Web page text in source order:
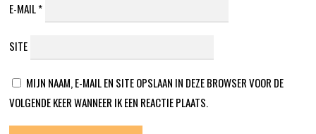
E-MAIL*
SITE
MIJN NAAM, E-MAIL EN SITE OPSLAAN IN DEZE BROWSER VOOR DE
VOLGENDE KEER WANNEER IK EEN REACTIE PLAATS.